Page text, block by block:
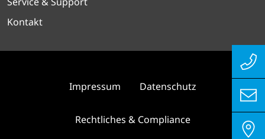
Kontakt
Impressum Datenschutz
Rechtliches & Compliance